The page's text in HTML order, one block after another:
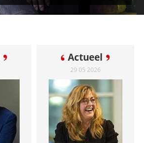
Actueel
29 05 2026